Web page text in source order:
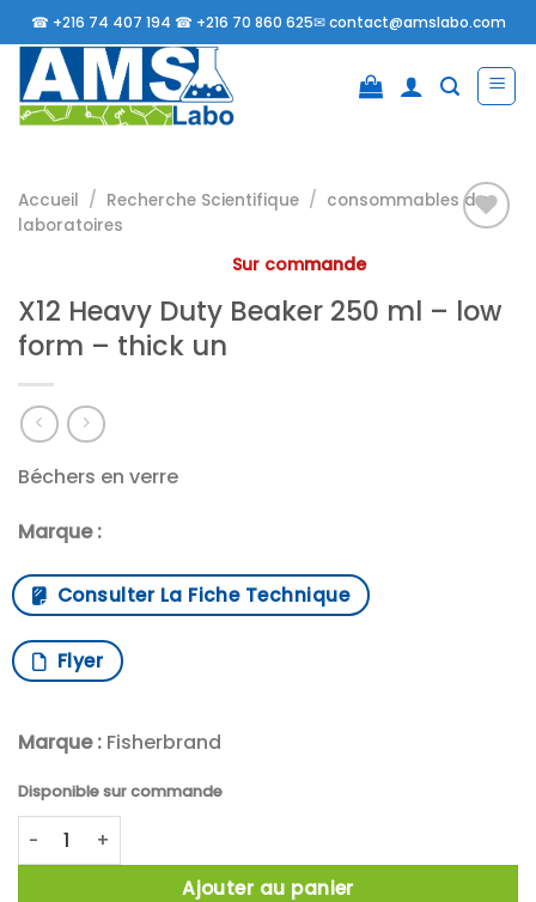
Passer
au
contenu
☎ +216 74 407 194 ☎ +216 70 860 625✉contact@amslabo.com
à la
Accueil / Recherche Scientifique / consommables da
laboratoires
Sur commande
X12 Heavy Duty Beaker 250 ml – low
form – thick un
Béchers en verre
Marque :
Consulter La Fiche Technique
Flyer
Marque : Fisherbrand
Disponible sur commande
quantité de X12 Heavy Duty Beaker 250 ml - low form -
Ajouter au panier